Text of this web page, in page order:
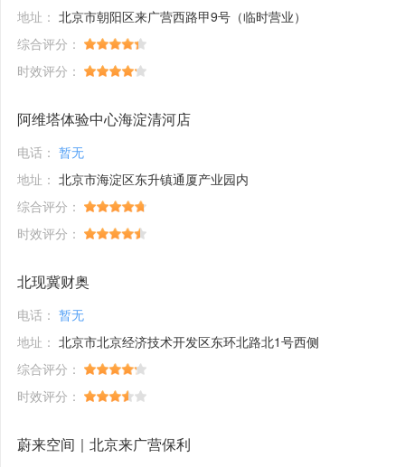
地址： 北京市朝阳区来广营西路甲9号（临时营业）
综合评分：
时效评分：
阿维塔体验中心海淀清河店
电话： 暂无
地址： 北京市海淀区东升镇通厦产业园内
综合评分：
时效评分：
北现冀财奥
电话： 暂无
地址： 北京市北京经济技术开发区东环北路北1号西侧
综合评分：
时效评分：
蔚来空间｜北京来广营保利